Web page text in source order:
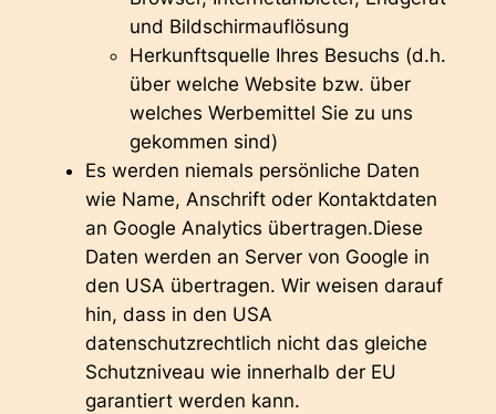
und Bildschirmauflösung
Herkunftsquelle Ihres Besuchs (d.h.
über welche Website bzw. über
welches Werbemittel Sie zu uns
gekommen sind)
Es werden niemals persönliche Daten
wie Name, Anschrift oder Kontaktdaten
an Google Analytics übertragen.Diese
Daten werden an Server von Google in
den USA übertragen. Wir weisen darauf
hin, dass in den USA
datenschutzrechtlich nicht das gleiche
Schutzniveau wie innerhalb der EU
garantiert werden kann.